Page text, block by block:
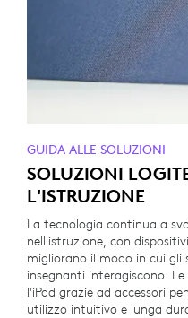
GUIDA ALLE SOLUZIONI
SOLUZIONI
L'ISTRUZIONE
La tecnologia continua a
nell'istruzione, con
migliorano il modo in cui
insegnanti interagiscono.
l'iPad grazie ad accessori
utilizzo intuitivo e lunga